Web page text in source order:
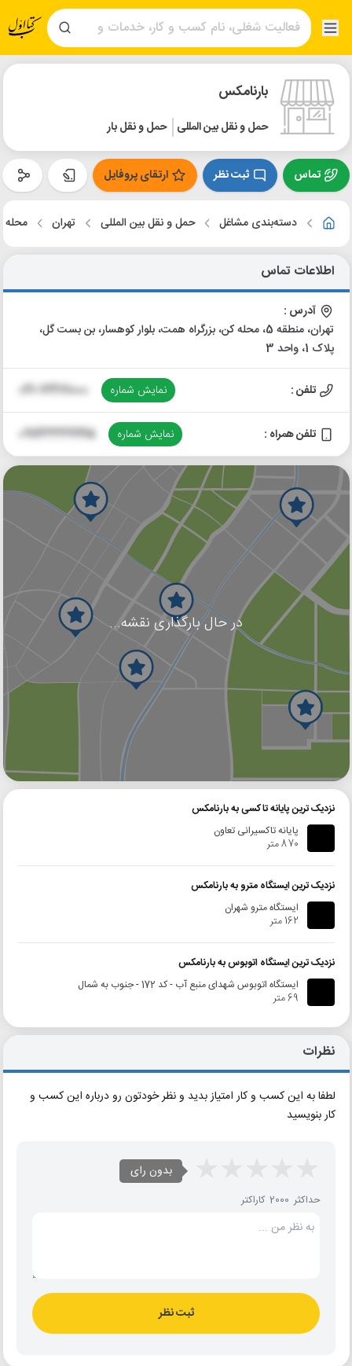
بارنامکس
حمل و نقل بین المللی حمل و نقل بار
تماس ثبت نظر ارتقای پروفایل
دسته‌بندی مشاغل حمل و نقل بین المللی تهران محله
اطلاعات تماس
آدرس :
تهران، منطقه 5، محله کن، بزرگراه همت، بلوار کوهسار، بن بست گل،
پلاک 1، واحد 3
تلفن : نمایش شماره 021-72281000
تلفن همراه : نمایش شماره 09123332245
در حال بارگذاری نقشه...
گوگل
نزدیک ترین پایانه تاکسی به بارنامکس
پایانه تاکسیرانی تعاون
870 متر
نزدیک ترین ایستگاه مترو به بارنامکس
ایستگاه مترو شهران
162 متر
نزدیک ترین ایستگاه اتوبوس به بارنامکس
ایستگاه اتوبوس شهدای منبع آب - کد 172 - جنوب به شمال
69 متر
نظرات
لطفا به این کسب و کار امتیاز بدید و نظر خودتون رو درباره این کسب و
کار بنویسید
بدون رای
حداکثر 2000 کاراکتر
ثبت نظر